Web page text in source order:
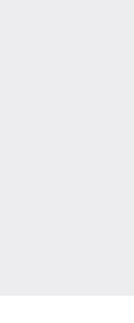
do Polski!